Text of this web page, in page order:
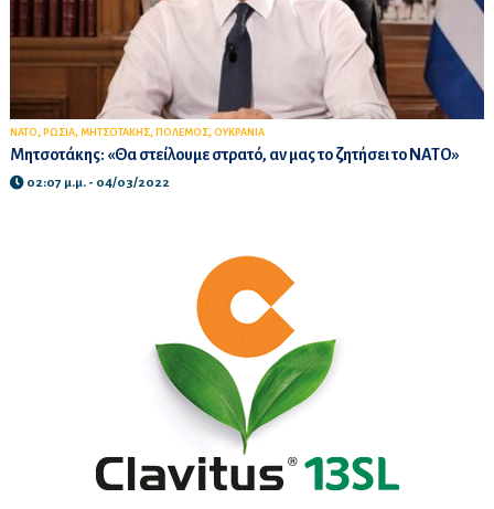
ΝΑΤΟ, ΡΩΣΙΑ, ΜΗΤΣΟΤΑΚΗΣ, ΠΟΛΕΜΟΣ, ΟΥΚΡΑΝΙΑ
Μητσοτάκης: «Θα στείλουμε στρατό, αν μας το ζητήσει το ΝΑΤΟ»
02:07 μ.μ. - 04/03/2022